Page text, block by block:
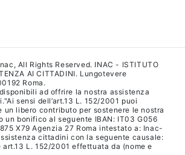
All Rights Reserved. INAC - ISTITUTO
AI CITTADINI. Lungotevere
Roma.
ad offrire la nostra assistenza
sensi dell’art.13 L. 152/2001 puoi
un libero contributo per sostenere le nostra
un bonifico al seguente IBAN: IT03 G056
X79 Agenzia 27 Roma intestato a: Inac-
cittadini con la seguente causale:
L. 152/2001 effettuata da (nome e